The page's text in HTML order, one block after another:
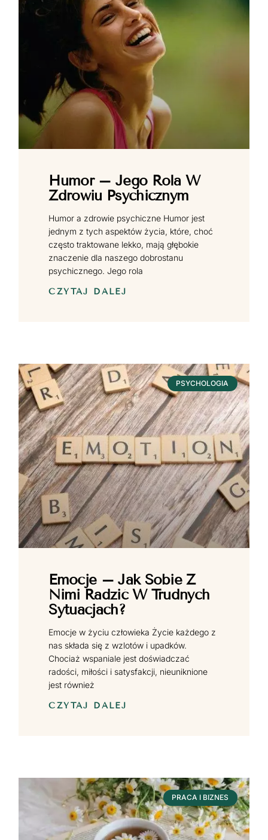
Humor – Jego Rola W
Zdrowiu Psychicznym
Humor a zdrowie psychiczne Humor jest
jednym z tych aspektów życia, które, choć
często traktowane lekko, mają głębokie
znaczenie dla naszego dobrostanu
psychicznego. Jego rola
CZYTAJ DALEJ
PSYCHOLOGIA
Emocje – Jak Sobie Z
Nimi Radzić W Trudnych
Sytuacjach?
Emocje w życiu człowieka Życie każdego z
nas składa się z wzlotów i upadków.
Chociaż wspaniale jest doświadczać
radości, miłości i satysfakcji, nieuniknione
jest również
CZYTAJ DALEJ
PRACA I BIZNES